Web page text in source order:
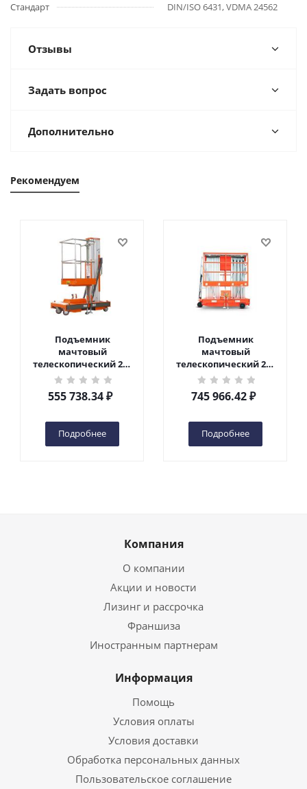
Стандарт
DIN/ISO 6431, VDMA 24562
Отзывы
Задать вопрос
Дополнительно
Рекомендуем
Подъемник
мачтовый
телескопический 200
кг 6 м TOR GTWY6-200S
DC 2-мачтовый
(автономный) (G) в
555 738.34₽
Подробнее
Подъемник
мачтовый
телескопический 200
кг 10 м TOR GTWY10-
200S DC 2-мачтовый
(автономный) (N) в
745 966.42₽
Подробнее
Компания
О компании
Акции и новости
Лизинг и рассрочка
Франшиза
Иностранным партнерам
Информация
Помощь
Условия оплаты
Условия доставки
Обработка персональных данных
Пользовательское соглашение